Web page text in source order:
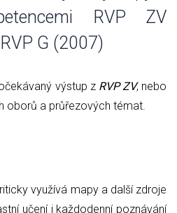
RVP ZV
G (2007)
výstup z RVP ZV, nebo
oborů a průřezových témat.
využívá mapy a další zdroje
učení i každodenní poznávání